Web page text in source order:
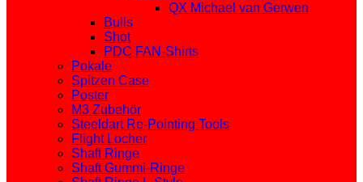
QX Michael van Gerwen
Bulls
Shot
PDC FAN-Shirts
Pokale
Spitzen Case
Poster
M3 Zubehör
Steeldart Re-Pointing Tools
Flight Locher
Shaft Ringe
Shaft Gummi-Ringe